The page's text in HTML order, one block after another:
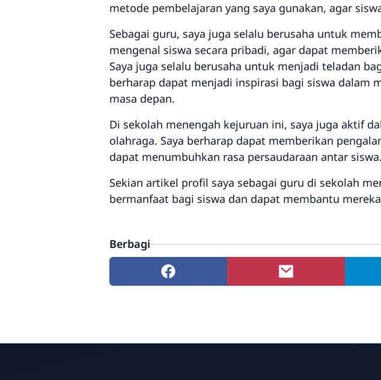
metode pembelajaran yang saya gunakan, agar
Sebagai guru, saya juga selalu berusaha untuk
mengenal siswa secara pribadi, agar dapat
Saya juga selalu berusaha untuk menjadi teladan
berharap dapat menjadi inspirasi bagi siswa dalam
masa depan.
Di sekolah menengah kejuruan ini, saya juga aktif
olahraga. Saya berharap dapat memberikan
dapat menumbuhkan rasa persaudaraan antar siswa.
Sekian artikel profil saya sebagai guru di sekolah
bermanfaat bagi siswa dan dapat membantu
Berbagi